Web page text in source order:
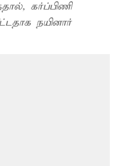
கர்ப்பிணி
நயினார்